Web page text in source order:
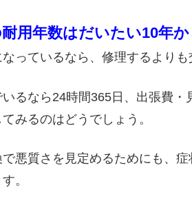
用年数はだいたい10年か
っているなら、修理するより
いるなら24時間365日、出張費
みるのはどうでしょう。
悪質さを見定めるためにも、
。